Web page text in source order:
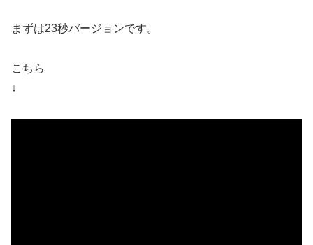
まずは23秒バージョンです。
こちら
↓